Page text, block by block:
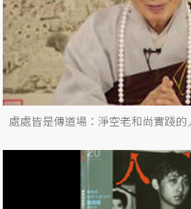
處處皆是傳道場：淨空老和尚實踐的